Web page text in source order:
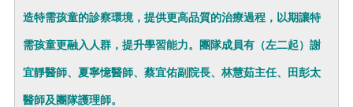
造特需孩童的診察環境，提供更高品質的治療過程，以期讓特
需孩童更融入人群，提升學習能力。團隊成員有（左二起）謝
宜靜醫師、夏寧憶醫師、蔡宜佑副院長、林慧茹主任、田彭太
醫師及團隊護理師。